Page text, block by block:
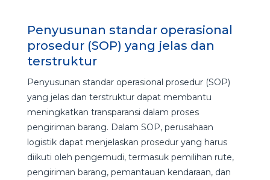
Penyusunan standar operasional
prosedur (SOP) yang jelas dan
terstruktur
Penyusunan standar operasional prosedur (SOP)
yang jelas dan terstruktur dapat membantu
meningkatkan transparansi dalam proses
pengiriman barang. Dalam SOP, perusahaan
logistik dapat menjelaskan prosedur yang harus
diikuti oleh pengemudi, termasuk pemilihan rute,
pengiriman barang, pemantauan kendaraan, dan